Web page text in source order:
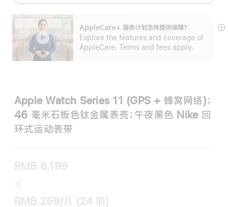
AppleCare+ 服务计划怎样提供保⁠障？
Explore the features and coverage of
AppleCare. Terms and fees apply.
展
Apple Watch Series 11 (GPS + 蜂窝网络)；
46 毫米石板色钛金属表壳；午夜黑色 Nike 回
环式运动表带
RMB 6,199
或
RMB 259/月 (24 期)